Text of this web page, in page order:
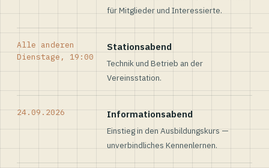
für Mitglieder und Interessierte.
Alle anderen
Dienstage, 19:00
Stationsabend
Technik und Betrieb an der
Vereinsstation.
24.09.2026 Informationsabend
Einstieg in den Ausbildungskurs —
unverbindliches Kennenlernen.